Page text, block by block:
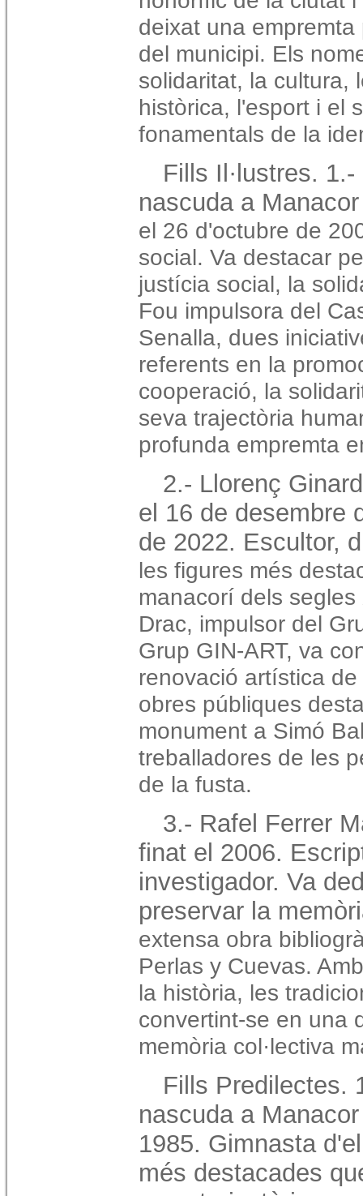
deixat una
del municipi. Els
solidaritat, la cultura,
històrica, l'esport i el
fonamentals de la
Fills Il·lustres.
nascuda a
el 26 d'octubre de
social. Va destacar
justícia social, la
Fou impulsora del
Senalla, dues
referents en la
cooperació, la
seva trajectòria
profunda empremta
2.- Llorenç
el 16 de desembre
de 2022. Escultor,
les figures més
manacorí dels
Drac, impulsor del
Grup GIN-ART, va
renovació artística
obres públiques
monument a Simó
treballadores de les
de la fusta.
3.- Rafel Ferrer
finat el 2006.
investigador. Va
preservar la
extensa obra
Perlas y Cuevas.
la història, les
convertint-se en una
memòria col·lectiva
Fills Predilectes.
nascuda a
1985. Gimnasta
més destacades